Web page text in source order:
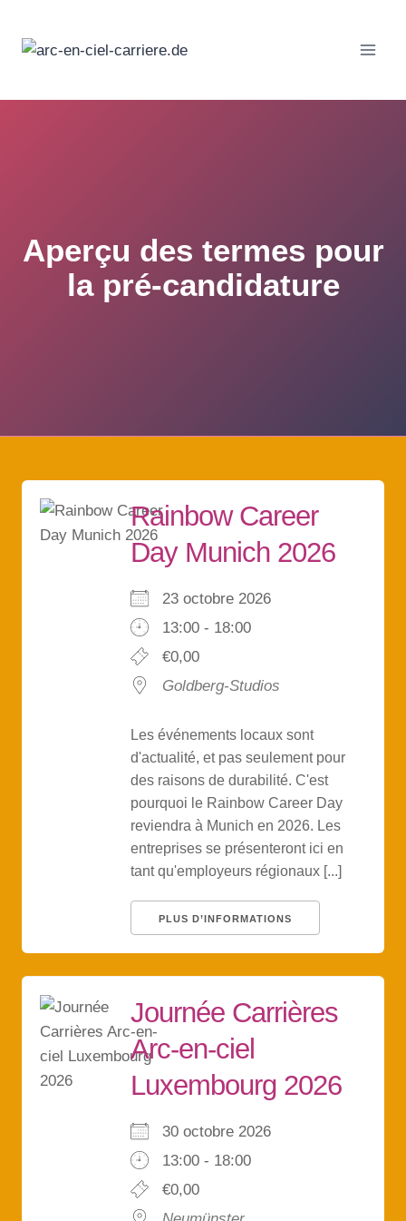
contenu
Aperçu des termes pour
la pré-candidature
Rainbow Career
Day Munich 2026
23 octobre 2026
13:00 - 18:00
€0,00
Goldberg-Studios
Les événements locaux sont
d'actualité, et pas seulement pour
des raisons de durabilité. C'est
pourquoi le Rainbow Career Day
reviendra à Munich en 2026. Les
entreprises se présenteront ici en
tant qu'employeurs régionaux [...]
PLUS D’INFORMATIONS
Journée Carrières
Arc-en-ciel
Luxembourg 2026
30 octobre 2026
13:00 - 18:00
€0,00